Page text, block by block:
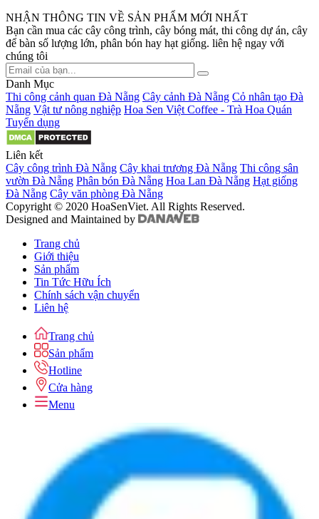
NHẬN THÔNG TIN VỀ SẢN PHẨM MỚI NHẤT
Bạn cần mua các cây công trình, cây bóng mát, thi công dự án, cây
để bàn số lượng lớn, phân bón hay hạt giống. liên hệ ngay với
chúng tôi
Danh Mục
Thi công cảnh quan Đà Nẵng Cây cảnh Đà Nẵng Cỏ nhân tạo Đà
Nẵng Vật tư nông nghiệp Hoa Sen Việt Coffee - Trà Hoa Quán
Tuyển dụng
Liên kết
Cây công trình Đà Nẵng Cây khai trương Đà Nẵng Thi công sân
vườn Đà Nẵng Phân bón Đà Nẵng Hoa Lan Đà Nẵng Hạt giống
Đà Nẵng Cây văn phòng Đà Nẵng
Copyright © 2020 HoaSenViet. All Rights Reserved.
Designed and Maintained by
Trang chủ
Giới thiệu
Sản phẩm
Tin Tức Hữu Ích
Chính sách vận chuyển
Liên hệ
Trang chủ
Sản phẩm
Hotline
Cửa hàng
Menu